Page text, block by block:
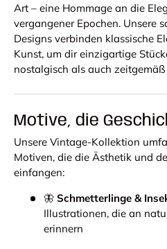
Art – eine Hommage an die
vergangener Epochen. Unsere
Designs verbinden klassische
Kunst, um dir einzigartige
nostalgisch als auch
Motive, die
Unsere Vintage-Kollektion
Motiven, die die Ästhetik und
einfangen:
🦋 Schmetterlinge &
Illustrationen, die an
erinnern